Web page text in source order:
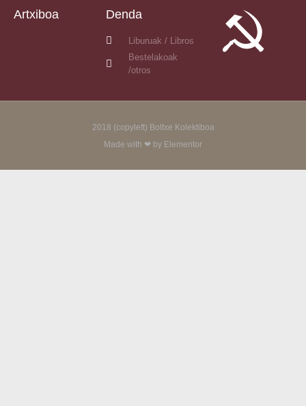
Artxiboa Denda
Liburuak / Libros
Bestelakoak
/otros
2018 (copyleft) Boltxe Kolektiboa
Made with ❤ by Elementor